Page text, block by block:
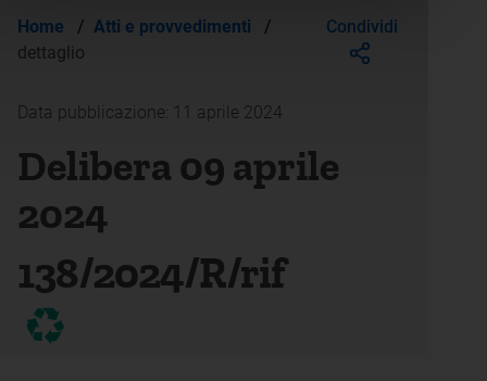
Home / Atti e provvedimenti
/
dettaglio
Condividi
Data pubblicazione: 11 aprile 2024
Delibera 09 aprile
2024
138/2024/R/rif